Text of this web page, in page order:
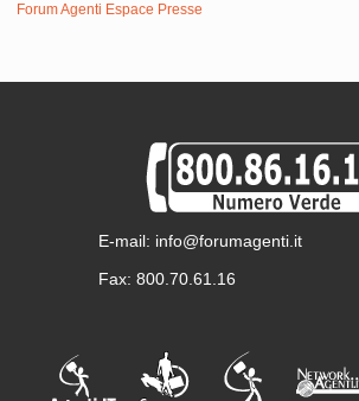
Forum Agenti Espace Presse
E-mail: info@forumagenti.it
Fax: 800.70.61.16